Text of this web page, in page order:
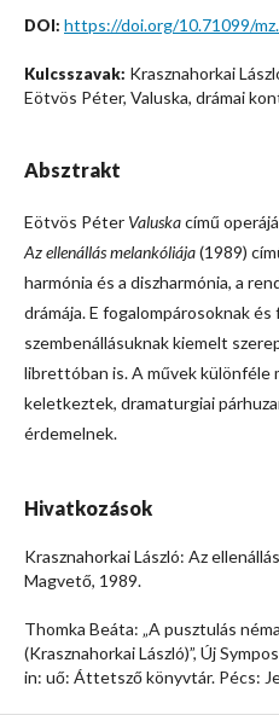
DOI: https://doi.org/10.71099/
Kulcsszavak: Krasznahorkai
Eötvös Péter, Valuska, drámai
Absztrakt
Eötvös Péter Valuskacímű
Az ellenállás melankóliája(1989)
harmónia és a diszharmónia, a
drámája. E fogalompárosoknak
szembenállásuknak kiemelt
librettóban is. A művek különféle
keletkeztek, dramaturgiai
érdemelnek.
Hivatkozások
Krasznahorkai László: Az
Magvető, 1989.
Thomka Beáta: „A pusztulás
(Krasznahorkai László)”, Új
in: uő: Áttetsző könyvtár. Pécs: